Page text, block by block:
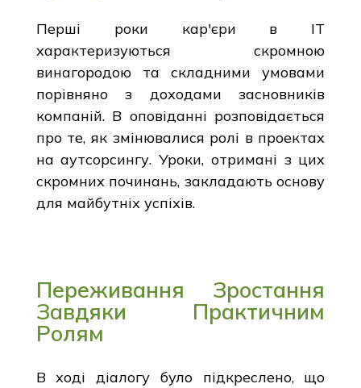
Перші роки кар'єри в ІТ
характеризуються скромною
винагородою та складними умовами
порівняно з доходами засновників
компаній. В оповіданні розповідається
про те, як змінювалися ролі в проектах
на аутсорсингу. Уроки, отримані з цих
скромних починань, закладають основу
для майбутніх успіхів.
Переживання Зростання
Завдяки Практичним
Ролям
В ході діалогу було підкреслено, що